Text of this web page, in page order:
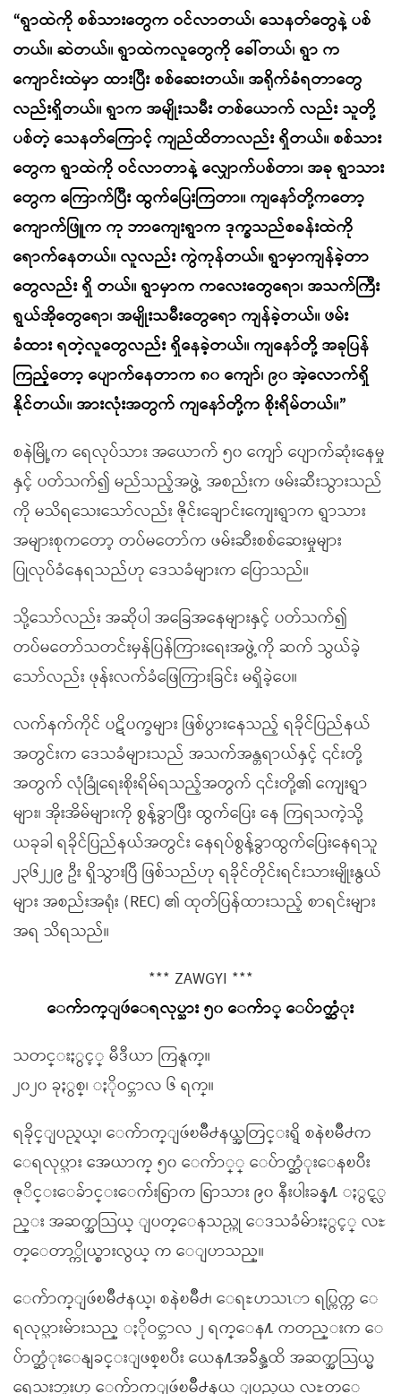
“ရွာထဲကို စစ်သားတွေက ဝင်လာတယ်၊ သေနတ်တွေနဲ့ ပစ်
တယ်။ ဆဲတယ်။ ရွာထဲကလူတွေကို ခေါ်တယ်၊ ရွာ က
ကျောင်းထဲမှာ ထားပြီး စစ်ဆေးတယ်။ အရိုက်ခံရတာတွေ
လည်းရှိတယ်။ ရွာက အမျိုးသမီး တစ်ယောက် လည်း သူတို့
ပစ်တဲ့ သေနတ်ကြောင့် ကျည်ထိတာလည်း ရှိတယ်။ စစ်သား
တွေက ရွာထဲကို ဝင်လာတာနဲ့ လျှောက်ပစ်တာ၊ အခု ရွာသား
တွေက ကြောက်ပြီး ထွက်ပြေးကြတာ။ ကျနော်တို့ကတော့
ကျောက်ဖြူက ကု ဘာကျေးရွာက ဒုက္ခသည်စခန်းထဲကို
ရောက်နေတယ်။ လူလည်း ကွဲကုန်တယ်။ ရွာမှာကျန်ခဲ့တာ
တွေလည်း ရှိ တယ်။ ရွာမှာက ကလေးတွေရော၊ အသက်ကြီး
ရွယ်အိုတွေရော၊ အမျိုးသမီးတွေရော ကျန်ခဲ့တယ်။ ဖမ်း
ခံထား ရတဲ့လူတွေလည်း ရှိနေခဲ့တယ်။ ကျနော်တို့ အခုပြန်
ကြည့်တော့ ပျောက်နေတာက ၈၀ ကျော်၊ ၉၀ အဲ့လောက်ရှိ
နိုင်တယ်။ အားလုံးအတွက် ကျနော်တို့က စိုးရိမ်တယ်။”
စနဲမြို့က ရေလုပ်သား အယောက် ၅၀ ကျော် ပျောက်ဆုံးနေမှု
နှင့် ပတ်သက်၍ မည်သည့်အဖွဲ့ အစည်းက ဖမ်းဆီးသွားသည်
ကို မသိရသေးသော်လည်း ဇိုင်းချောင်းကျေးရွာက ရွာသား
အများစုကတော့ တပ်မတော်က ဖမ်းဆီးစစ်ဆေးမှုများ
ပြုလုပ်ခံနေရသည်ဟု ဒေသခံများက ပြောသည်။
သို့သော်လည်း အဆိုပါ အခြေအနေများနှင့် ပတ်သက်၍
တပ်မတော်သတင်းမှန်ပြန်ကြားရေးအဖွဲ့ကို ဆက် သွယ်ခဲ့
သော်လည်း ဖုန်းလက်ခံဖြေကြားခြင်း မရှိခဲ့ပေ။
လက်နက်ကိုင် ပဋိပက္ခများ ဖြစ်ပွားနေသည့် ရခိုင်ပြည်နယ်
အတွင်းက ဒေသခံများသည် အသက်အန္တရာယ်နှင့် ၎င်းတို့
အတွက် လုံခြုံရေးစိုးရိမ်ရသည့်အတွက် ၎င်းတို့၏ ကျေးရွာ
များ၊ အိုးအိမ်များကို စွန့်ခွာပြီး ထွက်ပြေး နေ ကြရသကဲ့သို့
ယခုခါ ရခိုင်ပြည်နယ်အတွင်း နေရပ်စွန့်ခွာထွက်ပြေးနေရသူ
၂၃၆၂၂၉ ဦး ရှိသွားပြီ ဖြစ်သည်ဟု ရခိုင်တိုင်းရင်းသားမျိုးနွယ်
များ အစည်းအရုံး (REC) ၏ ထုတ်ပြန်ထားသည့် စာရင်းများ
အရ သိရသည်။
*** ZAWGYI ***
ေက်ာက္ျဖဴေရလုပ္သား ၅၀ ေက်ာ္ ေပ်ာက္ဆံုး
သတင္းႏွင့္ မီဒီယာ ကြန္ရက္။
၂၀၂၀ ခုႏွစ္၊ ႏိုဝင္ဘာလ ၆ ရက္။
ရခိုင္ျပည္နယ္၊ ေက်ာက္ျဖဴၿမိဳ႕နယ္အတြင္းရွိ စနဲၿမိဳ႕က
ေရလုပ္သား အေယာက္ ၅၀ ေက်ာ္္ ေပ်ာက္ဆံုးေနၿပီး
ဇုိင္းေခ်ာင္းေက်းရြာက ရြာသား ၉၀ နီးပါးခန္႔ ႏွင့္လ
ည္း အဆက္အသြယ္ ျပတ္ေနသည္ဟု ေဒသခံမ်ားႏွင့္ လႊ
တ္ေတာ္ကိုယ္စားလွယ္ က ေျပာသည္။
ေက်ာက္ျဖဴၿမိဳ႕နယ္၊ စနဲၿမိဳ႕၊ ေရႊဟသၤာ ရပ္ကြက္က ေ
ရလုပ္သားမ်ားသည္ ႏိုဝင္ဘာလ ၂ ရက္ေန႔ ကတည္းက ေ
ပ်ာက္ဆံုးေနျခင္းျဖစ္ၿပီး ယေန႔အခ်ိန္အထိ အဆက္အသြယ္မ
ရေသးဘူးဟု ေက်ာက္ျဖဴၿမိဳ႕နယ္ ျပည္နယ္ လႊတ္ေ